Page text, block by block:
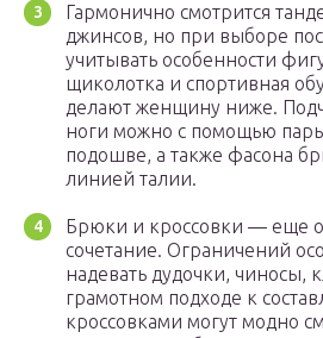
Гармонично смотрится
джинсов, но при выборе
учитывать особенности
щиколотка и спортивная
делают женщину ниже.
ноги можно с помощью
подошве, а также фасона
линией талии.
Брюки и кроссовки — еще
сочетание. Ограничений
надевать дудочки, чиносы,
грамотном подходе к
кроссовками могут модно